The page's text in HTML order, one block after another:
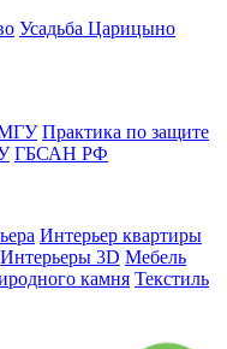
Усадьба Царицыно
Практика по защите
ГБСАН РФ
Интерьер квартиры
Интерьеры 3D Мебель
камня Текстиль